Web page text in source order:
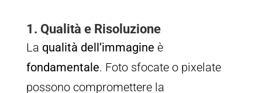
1. Qualità e Risoluzione
La qualità dell’immagine è
fondamentale. Foto sfocate o pixelate
possono compromettere la